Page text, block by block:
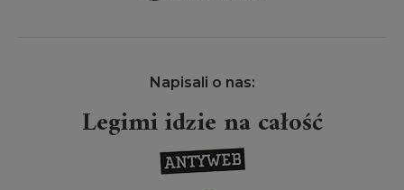
Napisali o nas:
Legimi idzie na całość